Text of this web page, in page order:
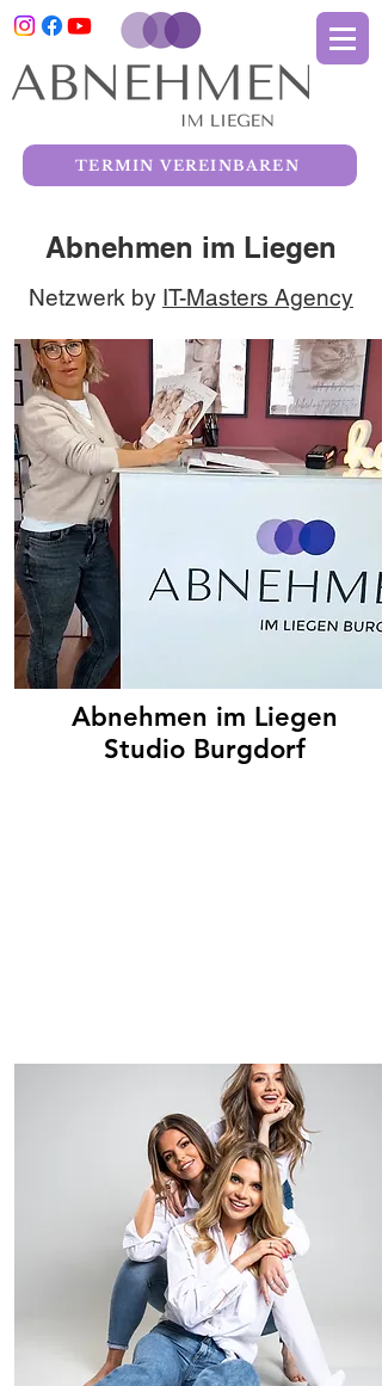
TERMIN VEREINBAREN
Abnehmen im Liegen
Netzwerk by IT-Masters Agency
Abnehmen im Liegen
Studio Burgdorf